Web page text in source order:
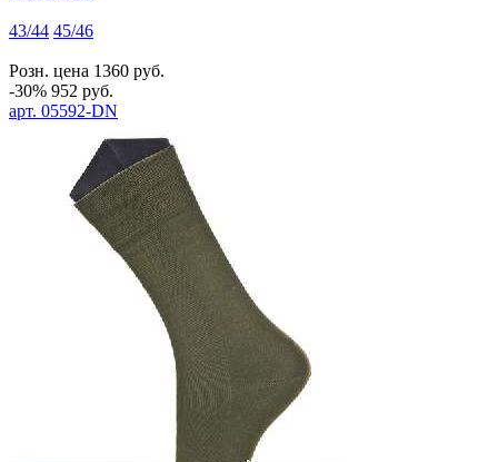
43/44 45/46
Розн. цена 1360 руб.
-30% 952 руб.
арт. 05592-DN